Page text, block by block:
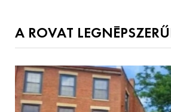
A ROVAT